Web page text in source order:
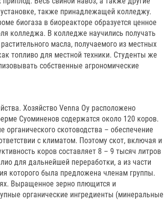
также принадлежащей колледжу.
биогаза в биореакторе образуется ценное
колледжа. В колледже научились получать
масла, получаемого из местных
топливо для местной техники. Студенты же
собственные агрономические
Хозяйство Venna Oy расположено
Суоминенов содержатся около 120 коров.
скотоводства – обеспечение
с климатом. Поэтому скот, включая и
коров составляет 8 – 9 тысяч литров
для дальнейшей переработки, а из части
которого была предложена членам группы.
Выращенное зерно плющится и
органические ингредиенты (минеральные